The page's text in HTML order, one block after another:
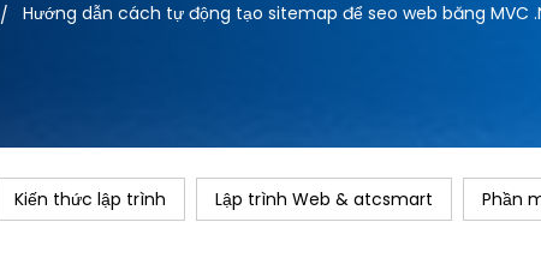
Hướng dẫn cách tự động tạo sitemap để seo web băng MVC
Kiến thức lập trình Lập trình Web & atcsmart Phần